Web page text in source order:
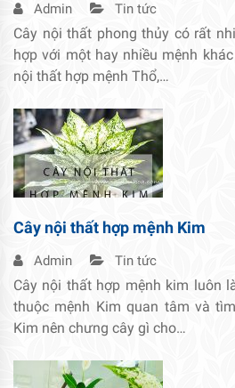
Admin Tin tức
Cây nội thất phong thủy có rất
hợp với một hay nhiều mệnh
nội thất hợp mệnh Thổ,…
Cây nội thất hợp mệnh Kim
Admin Tin tức
Cây nội thất hợp mệnh kim luôn
thuộc mệnh Kim quan tâm và
Kim nên chưng cây gì cho…